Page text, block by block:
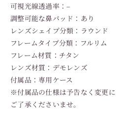
可視光線透過率：–
調整可能な鼻パッド：あり
レンズシェイプ分類：ラウンド
フレームタイプ分類：フルリム
フレーム材質：チタン
レンズ材質：デモレンズ
付属品：専用ケース
※付属品の仕様は予告なく変更
ご了承くださいませ。